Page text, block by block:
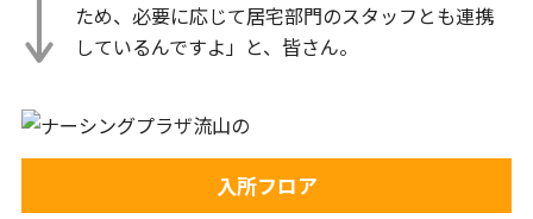
ため、必要に応じて居宅部門のスタッフとも連携
しているんですよ」と、皆さん。
入所フロア